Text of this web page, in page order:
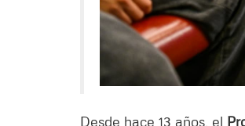
Desde hace 13 años, el